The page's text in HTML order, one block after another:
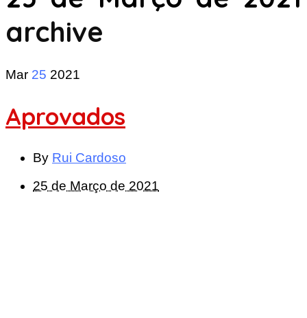
archive
Mar 25 2021
Aprovados
By Rui Cardoso
25 de Março de 2021